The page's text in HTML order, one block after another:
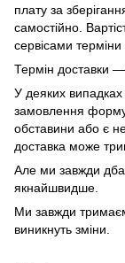
плату за
самостійно.
сервісами
Термін доставки —
У деяких
замовлення
обставини або є
доставка може
Але ми завжди
якнайшвидше.
Ми завжди
виникнуть зміни.